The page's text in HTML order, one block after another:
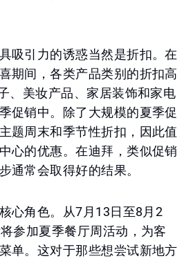
吸引力的诱惑当然是折扣。在
期间，各类产品类别的折扣高
、美妆产品、家居装饰和家电
促销中。除了大规模的夏季促
题周末和季节性折扣，因此值
心的优惠。在迪拜，类似促销
通常会取得好的结果。
心角色。从7月13日至8月2
参加夏季餐厅周活动，为客
单。这对于那些想尝试新地方